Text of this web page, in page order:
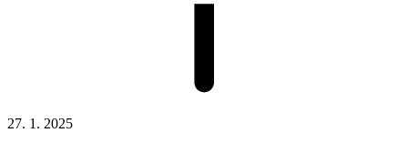
27. 1. 2025